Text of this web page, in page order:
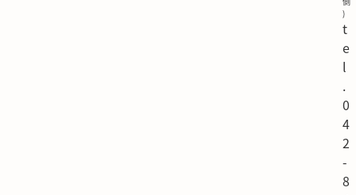
)
t
e
l
.
0
4
2
-
8